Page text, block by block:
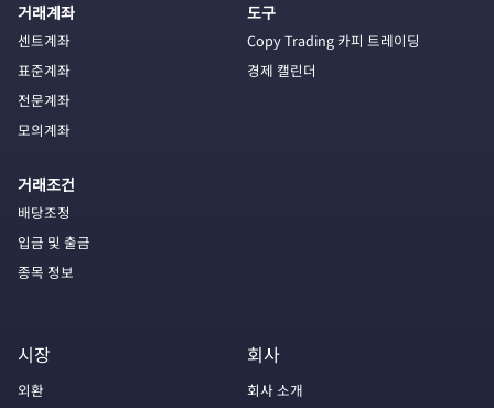
거래계좌
센트계좌
표준계좌
전문계좌
모의계좌
거래조건
배당조정
입금 및 출금
종목 정보
도구
Copy Trading 카피 트레이딩
경제 캘린더
시장
외환
회사
회사 소개